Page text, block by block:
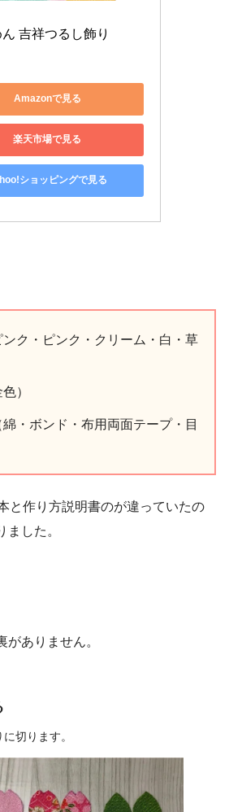
吉祥つるし飾り
Amazonで見る
楽天市場で見る
ショッピングで見る
ク・ピンク・クリーム・白・草
）
・ボンド・布用両面テープ・目
と作り方説明書のが違っていたの
ました。
ありません。
切ります。